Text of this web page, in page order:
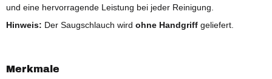
und eine hervorragende Leistung bei jeder Reinigung.
Hinweis: Der Saugschlauch wird ohne Handgriff geliefert.
Merkmale